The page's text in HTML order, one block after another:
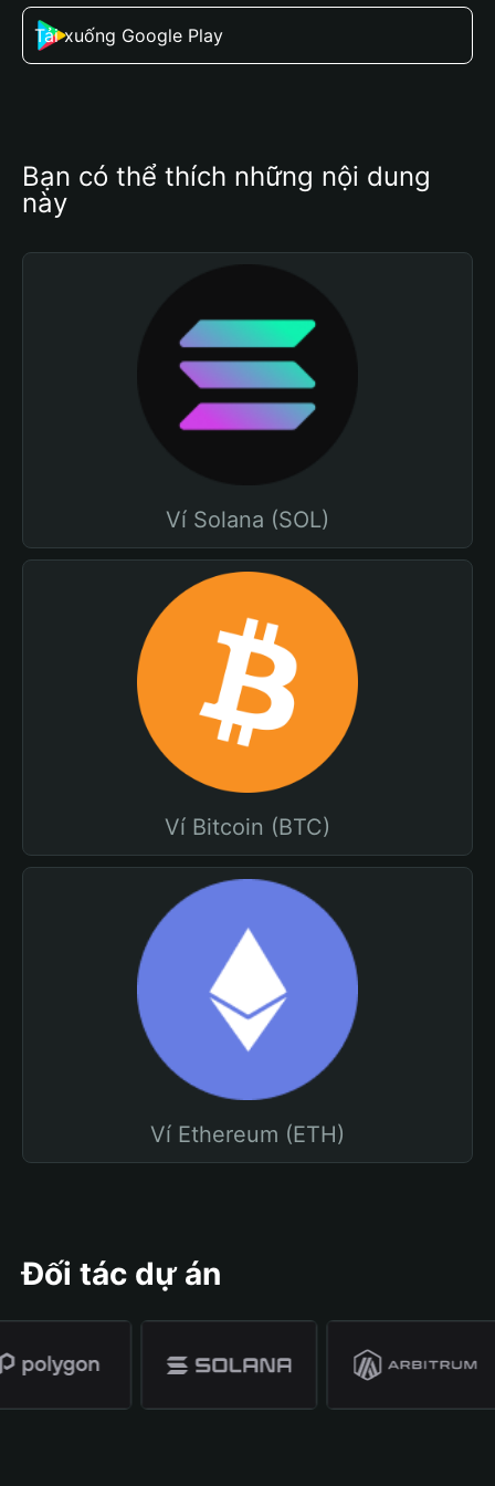
Tải xuống Google Play
Bạn có thể thích những nội dung
này
Ví Solana (SOL)
Ví Bitcoin (BTC)
Ví Ethereum (ETH)
Đối tác dự án